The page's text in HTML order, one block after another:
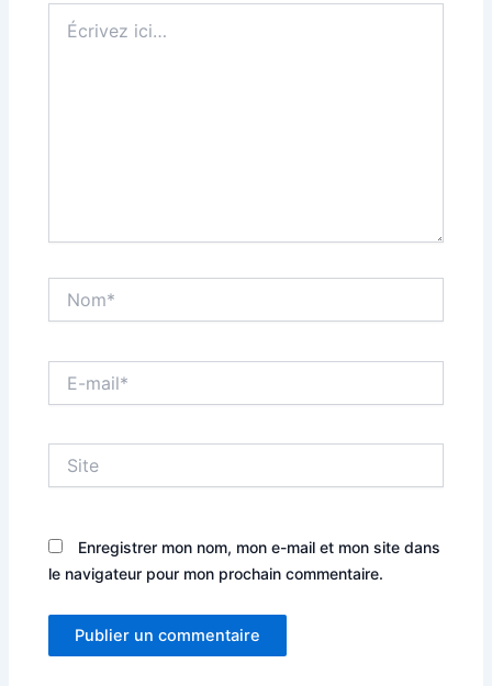
ici…
mail*
Enregistrer mon nom, mon e-mail et mon site dans
le navigateur pour mon prochain commentaire.